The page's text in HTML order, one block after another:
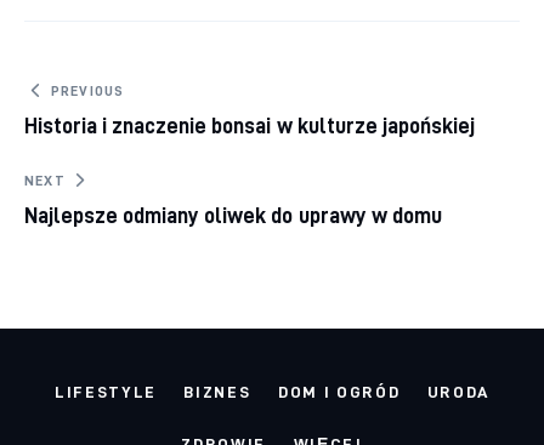
Nawigacja wpisu
PREVIOUS
Historia i znaczenie bonsai w kulturze japońskiej
NEXT
Najlepsze odmiany oliwek do uprawy w domu
LIFESTYLE BIZNES DOM I OGRÓD URODA